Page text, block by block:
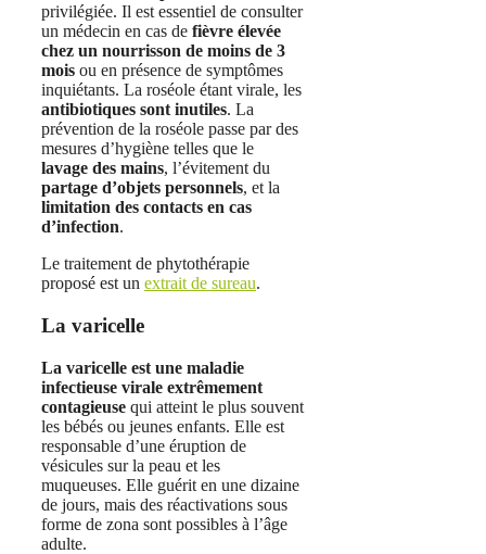
privilégiée. Il est essentiel de consulter
un médecin en cas de fièvre élevée
chez un nourrisson de moins de 3
mois ou en présence de symptômes
inquiétants. La roséole étant virale, les
antibiotiques sont inutiles. La
prévention de la roséole passe par des
mesures d’hygiène telles que le
lavage des mains, l’évitement du
partage d’objets personnels, et la
limitation des contacts en cas
d’infection.
Le traitement de phytothérapie
proposé est un extrait de sureau.
La varicelle
La varicelle est une maladie
infectieuse virale extrêmement
contagieuse qui atteint le plus souvent
les bébés ou jeunes enfants. Elle est
responsable d’une éruption de
vésicules sur la peau et les
muqueuses. Elle guérit en une dizaine
de jours, mais des réactivations sous
forme de zona sont possibles à l’âge
adulte.